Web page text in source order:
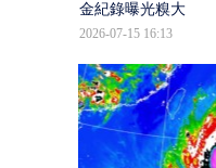
金紀錄曝光糗大
2026-07-15 16:13